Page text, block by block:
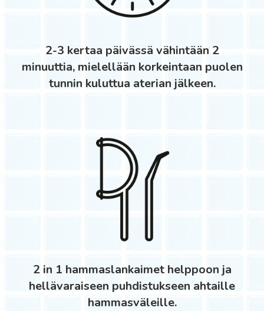
2-3 kertaa päivässä vähintään 2
minuuttia, mielellään korkeintaan puolen
tunnin kuluttua aterian jälkeen.
2 in 1 hammaslankaimet helppoon ja
hellävaraiseen puhdistukseen ahtaille
hammasväleille.